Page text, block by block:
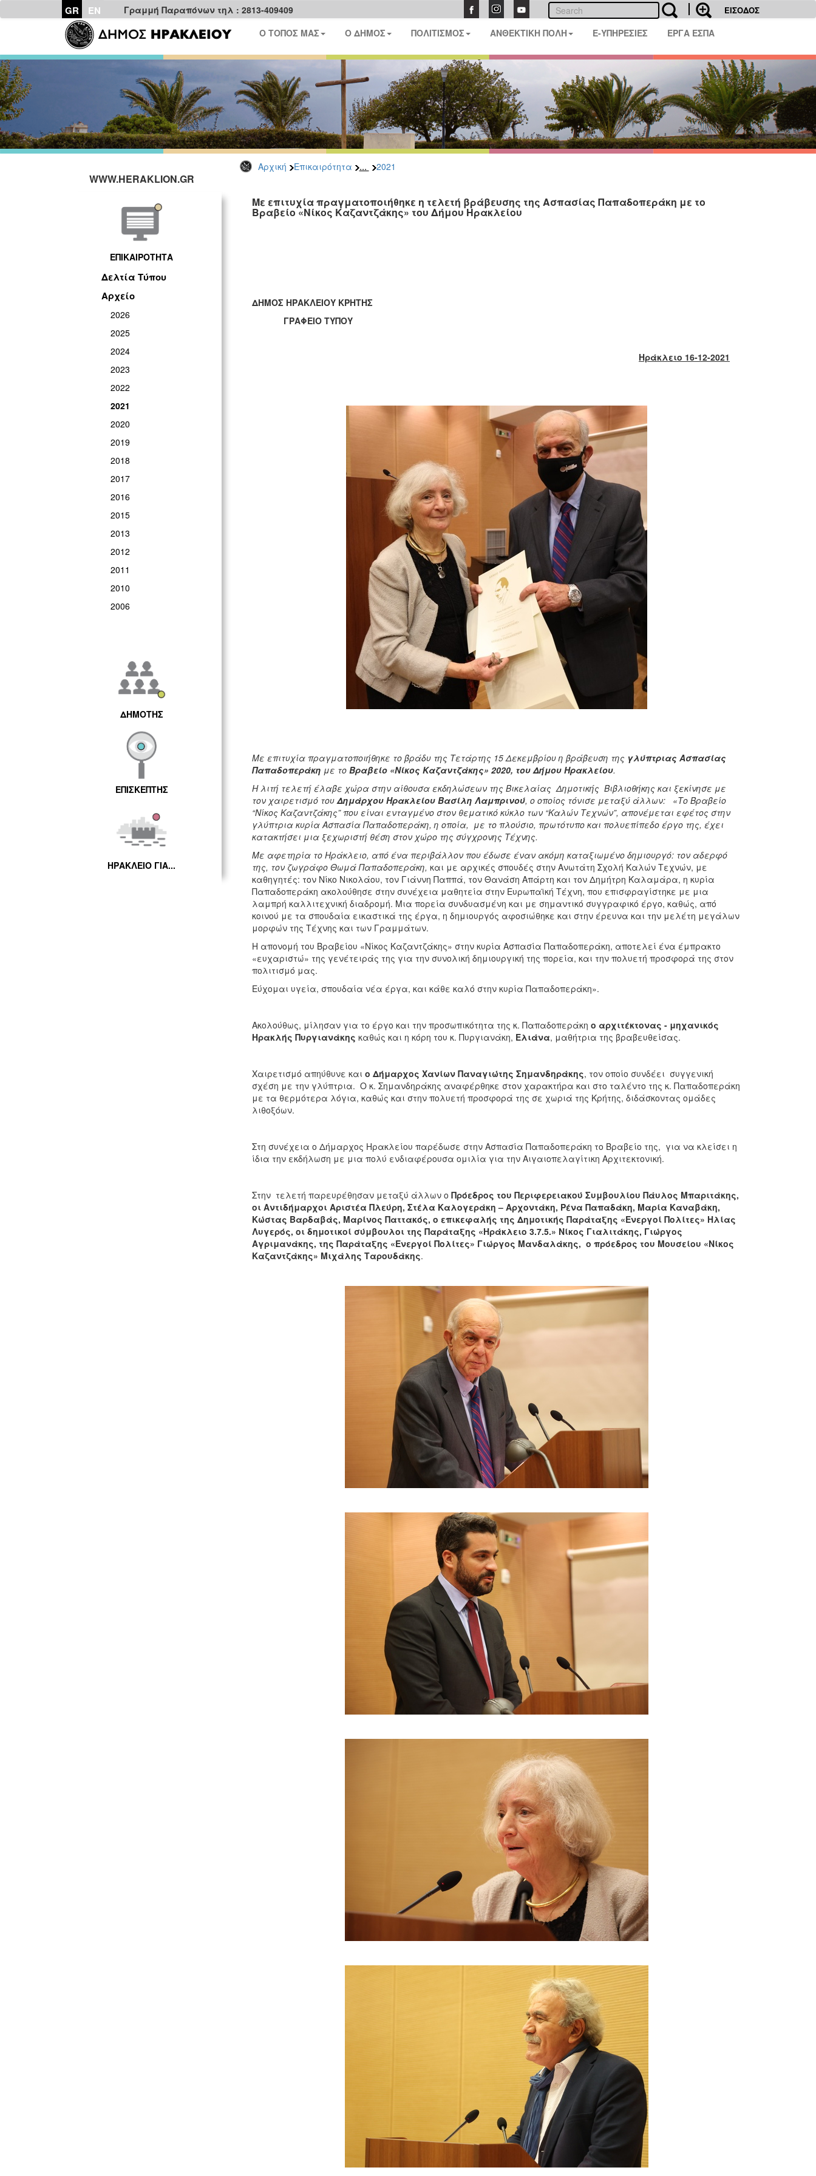
GR EN Γραμμή Παραπόνων τηλ : 2813-409409 ΕΙΣΟΔΟΣ
Ο ΤΟΠΟΣ ΜΑΣ Ο ΔΗΜΟΣ ΠΟΛΙΤΙΣΜΟΣ ΑΝΘΕΚΤΙΚΗ ΠΟΛΗ E-ΥΠΗΡΕΣΙΕΣ ΕΡΓΑ ΕΣΠΑ
Αρχική Επικαιρότητα ... 2021
WWW.HERAKLION.GR
ΕΠΙΚΑΙΡΟΤΗΤΑ
Δελτία Τύπου
Αρχείο
2026
2025
2024
2023
2022
2021
2020
2019
2018
2017
2016
2015
2013
2012
2011
2010
2006
ΔΗΜΟΤΗΣ
ΕΠΙΣΚΕΠΤΗΣ
ΗΡΑΚΛΕΙΟ ΓΙΑ...
Με επιτυχία πραγματοποιήθηκε η τελετή βράβευσης της Ασπασίας Παπαδοπεράκη με το
Βραβείο «Νίκος Καζαντζάκης» του Δήμου Ηρακλείου
ΔΗΜΟΣ ΗΡΑΚΛΕΙΟΥ ΚΡΗΤΗΣ
ΓΡΑΦΕΙΟ ΤΥΠΟΥ
Ηράκλειο 16-12-2021
Με επιτυχία πραγματοποιήθηκε το βράδυ της Τετάρτης 15 Δεκεμβρίου η βράβευση της γλύπτριας Ασπασίας
Παπαδοπεράκη με το Βραβείο «Νίκος Καζαντζάκης» 2020, του Δήμου Ηρακλείου.
Η λιτή τελετή έλαβε χώρα στην αίθουσα εκδηλώσεων της Βικελαίας Δημοτικής Βιβλιοθήκης και ξεκίνησε με
τον χαιρετισμό τουΔημάρχου Ηρακλείου Βασίλη Λαμπρινού, ο οποίος τόνισε μεταξύ άλλων: «Το Βραβείο
“Νίκος Καζαντζάκης” που είναι ενταγμένο στον θεματικό κύκλο των “Καλών Τεχνών”, απονέμεται εφέτος στην
γλύπτρια κυρία Ασπασία Παπαδοπεράκη, η οποία, με το πλούσιο, πρωτότυπο και πολυεπίπεδο έργο της, έχει
κατακτήσει μια ξεχωριστή θέση στον χώρο της σύγχρονης Τέχνης.
Με αφετηρία το Ηράκλειο, από ένα περιβάλλον που έδωσε έναν ακόμη καταξιωμένο δημιουργό: τον αδερφό
της, τον ζωγράφο Θωμά Παπαδοπεράκη, και με αρχικές σπουδές στην Ανωτάτη Σχολή Καλών Τεχνών, με
καθηγητές: τον Νίκο Νικολάου, τον Γιάννη Παππά, τον Θανάση Απάρτη και τον Δημήτρη Καλαμάρα, η κυρία
Παπαδοπεράκη ακολούθησε στην συνέχεια μαθητεία στην Ευρωπαϊκή Τέχνη, που επισφραγίστηκε με μια
λαμπρή καλλιτεχνική διαδρομή. Μια πορεία συνδυασμένη και με σημαντικό συγγραφικό έργο, καθώς, από
κοινού με τα σπουδαία εικαστικά της έργα, η δημιουργός αφοσιώθηκε και στην έρευνα και την μελέτη μεγάλων
μορφών της Τέχνης και των Γραμμάτων.
Η απονομή του Βραβείου «Νίκος Καζαντζάκης» στην κυρία Ασπασία Παπαδοπεράκη, αποτελεί ένα έμπρακτο
«ευχαριστώ» της γενέτειράς της για την συνολική δημιουργική της πορεία, και την πολυετή προσφορά της στον
πολιτισμό μας.
Εύχομαι υγεία, σπουδαία νέα έργα, και κάθε καλό στην κυρία Παπαδοπεράκη».
Ακολούθως, μίλησαν για το έργο και την προσωπικότητα της κ. Παπαδοπεράκη ο αρχιτέκτονας - μηχανικός
Ηρακλής Πυργιανάκης καθώς και η κόρη του κ. Πυργιανάκη, Ελιάνα, μαθήτρια της βραβευθείσας.
Χαιρετισμό απηύθυνε και ο Δήμαρχος Χανίων Παναγιώτης Σημανδηράκης, τον οποίο συνδέει συγγενική
σχέση με την γλύπτρια. Ο κ. Σημανδηράκης αναφέρθηκε στον χαρακτήρα και στο ταλέντο της κ. Παπαδοπεράκη
με τα θερμότερα λόγια, καθώς και στην πολυετή προσφορά της σε χωριά της Κρήτης, διδάσκοντας ομάδες
λιθοξόων.
Στη συνέχεια ο Δήμαρχος Ηρακλείου παρέδωσε στην Ασπασία Παπαδοπεράκη το Βραβείο της, για να κλείσει η
ίδια την εκδήλωση με μια πολύ ενδιαφέρουσα ομιλία για την Αιγαιοπελαγίτικη Αρχιτεκτονική.
Στην τελετή παρευρέθησαν μεταξύ άλλων ο Πρόεδρος του Περιφερειακού Συμβουλίου Πάυλος Μπαριτάκης,
οι Αντιδήμαρχοι Αριστέα Πλεύρη, Στέλα Καλογεράκη – Αρχοντάκη, Ρένα Παπαδάκη, Μαρία Καναβάκη,
Κώστας Βαρδαβάς, Μαρίνος Παττακός, ο επικεφαλής της Δημοτικής Παράταξης «Ενεργοί Πολίτες» Ηλίας
Λυγερός, οι δημοτικοί σύμβουλοι της Παράταξης «Ηράκλειο 3.7.5.» Νίκος Γιαλιτάκης, Γιώργος
Αγριμανάκης, της Παράταξης «Ενεργοί Πολίτες» Γιώργος Μανδαλάκης, ο πρόεδρος του Μουσείου «Νίκος
Καζαντζάκης» Μιχάλης Ταρουδάκης.